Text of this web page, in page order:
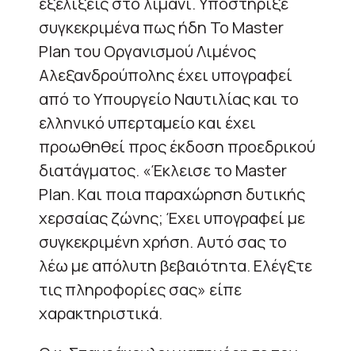
συγκεκριμένα πως ήδη Το Master
Plan του Οργανισμού Λιμένος
Αλεξανδρούπολης έχει υπογραφεί
από το Υπουργείο Ναυτιλίας και το
ελληνικό υπερταμείο και έχει
προωθηθεί προς έκδοση προεδρικού
διατάγματος. «Έκλεισε το Master
Plan. Και ποια παραχώρηση δυτικής
χερσαίας ζώνης; Έχει υπογραφεί με
συγκεκριμένη χρήση. Αυτό σας το
λέω με απόλυτη βεβαιότητα. Ελέγξτε
τις πληροφορίες σας» είπε
χαρακτηριστικά.